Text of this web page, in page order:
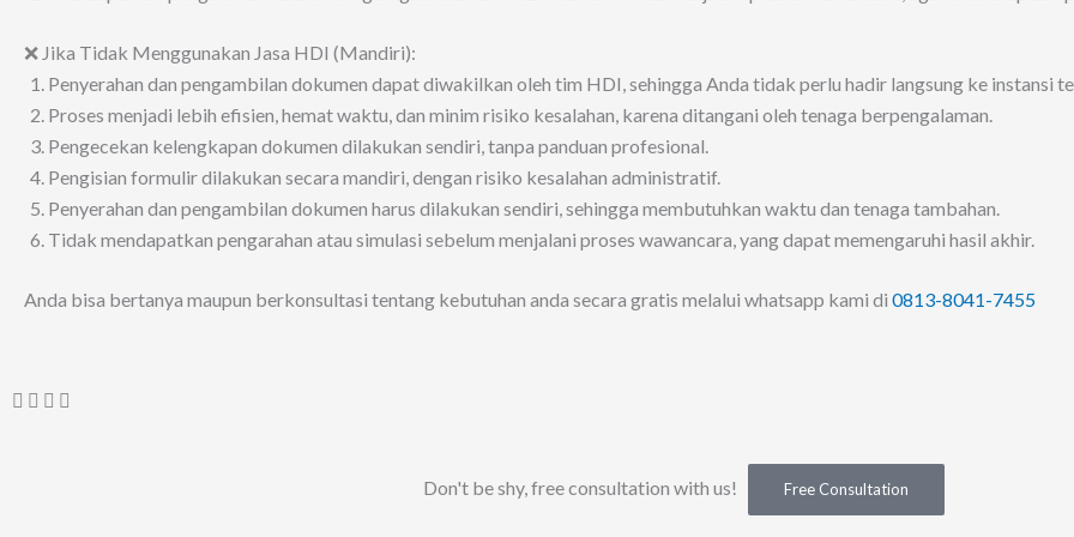
❌ Jika Tidak Menggunakan Jasa HDI (Mandiri):
Penyerahan dan pengambilan dokumen dapat diwakilkan oleh tim HDI, sehingga Anda tidak perlu hadir langsung ke instansi
Proses menjadi lebih efisien, hemat waktu, dan minim risiko kesalahan, karena ditangani oleh tenaga berpengalaman.
Pengecekan kelengkapan dokumen dilakukan sendiri, tanpa panduan profesional.
Pengisian formulir dilakukan secara mandiri, dengan risiko kesalahan administratif.
Penyerahan dan pengambilan dokumen harus dilakukan sendiri, sehingga membutuhkan waktu dan tenaga tambahan.
Tidak mendapatkan pengarahan atau simulasi sebelum menjalani proses wawancara, yang dapat memengaruhi hasil akhir.
Anda bisa bertanya maupun berkonsultasi tentang kebutuhan anda secara gratis melalui whatsapp kami di 0813-8041-7455
Don't be shy, free consultation with us! Free Consultation